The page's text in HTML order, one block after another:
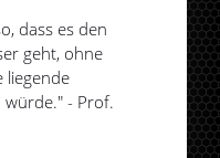
dass es den
geht, ohne
liegende
- Prof.